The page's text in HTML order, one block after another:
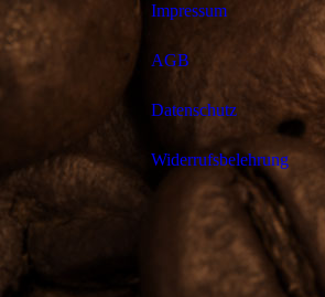
Impressum
AGB
Datenschutz
Widerrufsbelehrung